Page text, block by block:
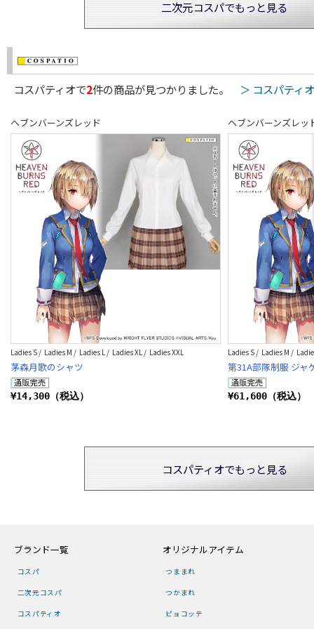
二次元コスパでもっと見る
コスパティオで2件の商品が見つかりました。 ＞ コスパティ
ヘブンバーンズレッド
Ladies S / Ladies M / Ladies L / Ladies XL / Ladies XXL
茅森月歌のシャツ
¥14,300（税込）
ヘブンバーンズレッ
Ladies S / Ladies M /
第31A部隊制服 ジャ
¥61,600（税込）
コスパティオでもっと見る
ブランド一覧
コスパ
二次元コスパ
コスパティオ
オリジナルアイテム
つままれ
つかまれ
ピョコッテ